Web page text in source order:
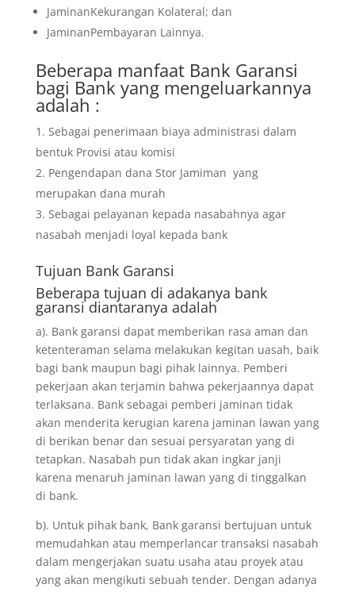
JaminanKekurangan Kolateral; dan
JaminanPembayaran Lainnya.
Beberapa manfaat Bank Garansi
bagi Bank yang mengeluarkannya
adalah :
Sebagai penerimaan biaya administrasi dalam
bentuk Provisi atau komisi
Pengendapan dana Stor Jamiman yang
merupakan dana murah
Sebagai pelayanan kepada nasabahnya agar
nasabah menjadi loyal kepada bank
Tujuan Bank Garansi
Beberapa tujuan di adakanya bank
garansi diantaranya adalah
a). Bank garansi dapat memberikan rasa aman dan
ketenteraman selama melakukan kegitan uasah, baik
bagi bank maupun bagi pihak lainnya. Pemberi
pekerjaan akan terjamin bahwa pekerjaannya dapat
terlaksana. Bank sebagai pemberi jaminan tidak
akan menderita kerugian karena jaminan lawan yang
di berikan benar dan sesuai persyaratan yang di
tetapkan. Nasabah pun tidak akan ingkar janji
karena menaruh jaminan lawan yang di tinggalkan
di bank.
b). Untuk pihak bank, Bank garansi bertujuan untuk
memudahkan atau memperlancar transaksi nasabah
dalam mengerjakan suatu usaha atau proyek atau
yang akan mengikuti sebuah tender. Dengan adanya